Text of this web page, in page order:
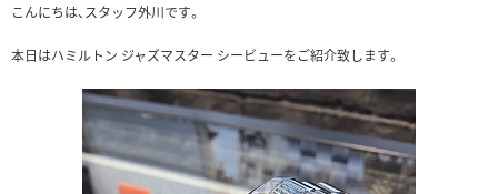
こんにちは、スタッフ外川です。
本日はハミルトン ジャズマスター シービューをご紹介致します。